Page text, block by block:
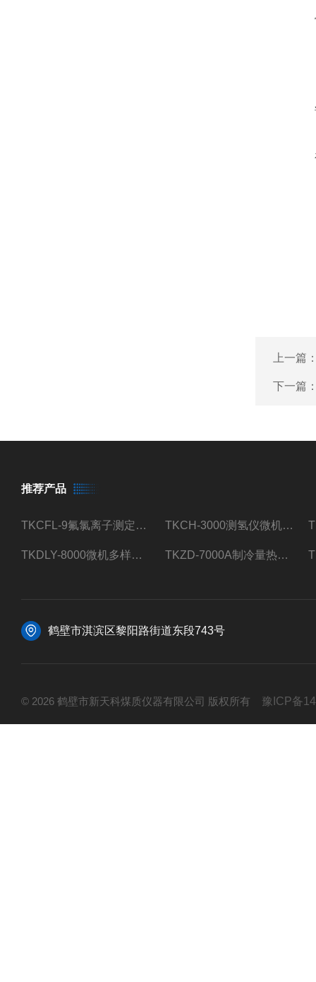
上一篇
下一篇
推荐产品
TKCFL-9氟氯离子测定仪自动煤质检测 TKCH-3000测氢仪微机氢元素测定煤质检测
TKDLY-8000微机多样测硫仪自动定硫仪化验室硫含量测定 TKZD-7000A制冷量热仪自动升降热值仪煤质检测
鹤壁市淇滨区黎阳路街道东段743号
© 2026 鹤壁市新天科煤质仪器有限公司 版权所有 豫ICP备